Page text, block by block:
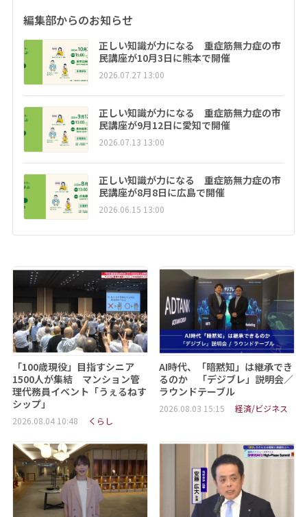
編集部からのお知らせ
正しい知識が力になる 重症筋無力症の市
民講座が10月3日に熊本で開催
2026.07.27 13:00
正しい知識が力になる 重症筋無力症の市
民講座が9月12日に愛知で開催
2026.07.13 13:00
正しい知識が力になる 重症筋無力症の市
民講座が8月8日に広島で開催
2026.06.15 13:00
「100歳現役」目指すシニア
1500人が集結 マンション管
理代務員イベント「うぇるねす
シップ」
2026.08.04 10:48 くらし
AI時代、「暗黙知」は継承でき
るのか 「デジブレ」説明会／
ラウンドテーブル
2026.08.03 15:15 経済/ビジネス